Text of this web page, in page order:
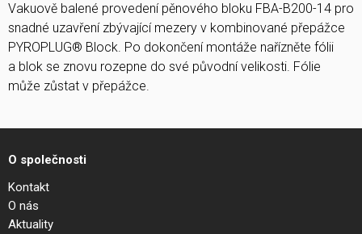
Vakuově balené provedení pěnového bloku FBA-B200-14 pro
snadné uzavření zbývající mezery v kombinované přepážce
PYROPLUG® Block. Po dokončení montáže nařízněte fólii
a blok se znovu rozepne do své původní velikosti. Fólie
může zůstat v přepážce.
O společnosti
Kontakt
O nás
Aktuality